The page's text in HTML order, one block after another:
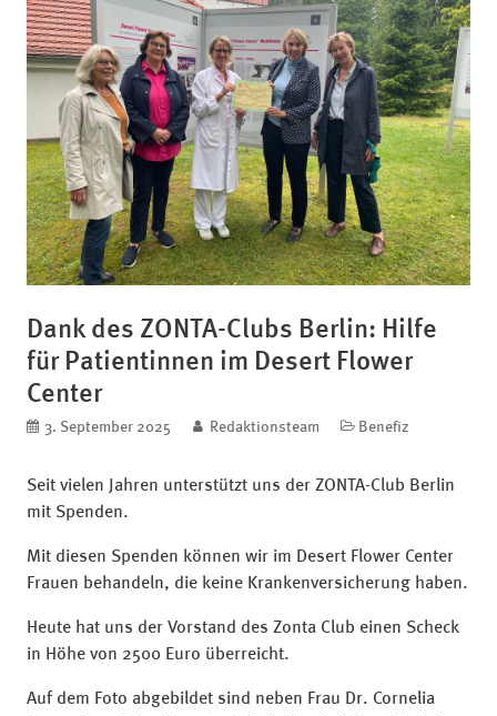
Dank des ZONTA-Clubs Berlin: Hilfe
für Patientinnen im Desert Flower
Center
veröffentlicht am
3. September 2025 blog.author
Redaktionsteam Kategorien
Benefiz
Seit vielen Jahren unterstützt uns der ZONTA-Club Berlin
mit Spenden.
Mit diesen Spenden können wir im Desert Flower Center
Frauen behandeln, die keine Krankenversicherung haben.
Heute hat uns der Vorstand des Zonta Club einen Scheck
in Höhe von 2500 Euro überreicht.
Auf dem Foto abgebildet sind neben Frau Dr. Cornelia